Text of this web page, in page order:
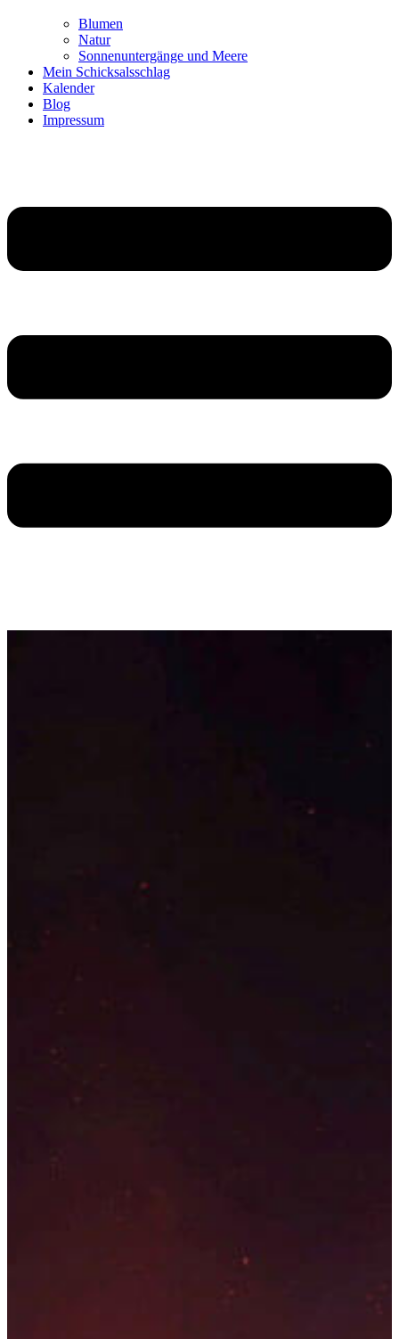
Blumen
Natur
Sonnenuntergänge und Meere
Mein Schicksalsschlag
Kalender
Blog
Impressum